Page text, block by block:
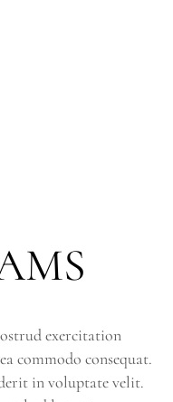
exercitation
commodo consequat.
in voluptate velit.